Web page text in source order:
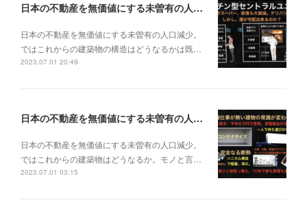
日本の不動産を無価値にする未曽有の人口減少。ではこれからの建築物の構造はどうなるかは既に解説した。今はその内部の内容。その1
日本の不動産を無価値にする未曽有の人口減少。
ではこれからの建築物の構造はどうなるかは既…
2023.07.01 20:49
日本の不動産を無価値にする未曽有の人口減少。ではこれからの建築物はどうなるか。
日本の不動産を無価値にする未曽有の人口減少。
ではこれからの建築物はどうなるか。モノと言…
2023.07.01 03:15